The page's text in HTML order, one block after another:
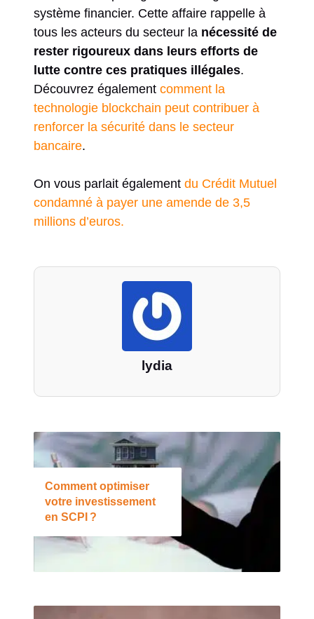
système financier. Cette affaire rappelle à
tous les acteurs du secteur la nécessité de
rester rigoureux dans leurs efforts de
lutte contre ces pratiques illégales.
Découvrez également comment la
technologie blockchain peut contribuer à
renforcer la sécurité dans le secteur
bancaire.
On vous parlait également du Crédit Mutuel
condamné à payer une amende de 3,5
millions d’euros.
lydia
Comment optimiser
votre investissement
en SCPI ?